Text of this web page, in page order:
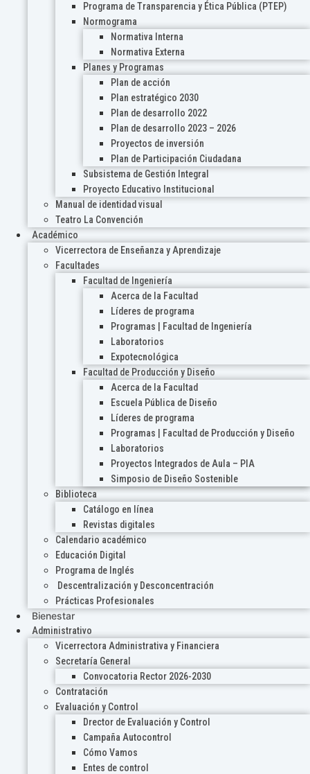
Programa de Transparencia y Ética Pública (PTEP)
Normograma
Normativa Interna
Normativa Externa
Planes y Programas
Plan de acción
Plan estratégico 2030
Plan de desarrollo 2022
Plan de desarrollo 2023 – 2026
Proyectos de inversión
Plan de Participación Ciudadana
Subsistema de Gestión Integral
Proyecto Educativo Institucional
Manual de identidad visual
Teatro La Convención
Académico
Vicerrectora de Enseñanza y Aprendizaje
Facultades
Facultad de Ingeniería
Acerca de la Facultad
Líderes de programa
Programas | Facultad de Ingeniería
Laboratorios
Expotecnológica
Facultad de Producción y Diseño
Acerca de la Facultad
Escuela Pública de Diseño
Líderes de programa
Programas | Facultad de Producción y Diseño
Laboratorios
Proyectos Integrados de Aula – PIA
Simposio de Diseño Sostenible
Biblioteca
Catálogo en línea
Revistas digitales
Calendario académico
Educación Digital
Programa de Inglés
Descentralización y Desconcentración
Prácticas Profesionales
Bienestar
Administrativo
Vicerrectora Administrativa y Financiera
Secretaría General
Convocatoria Rector 2026-2030
Contratación
Evaluación y Control
Drector de Evaluación y Control
Campaña Autocontrol
Cómo Vamos
Entes de control